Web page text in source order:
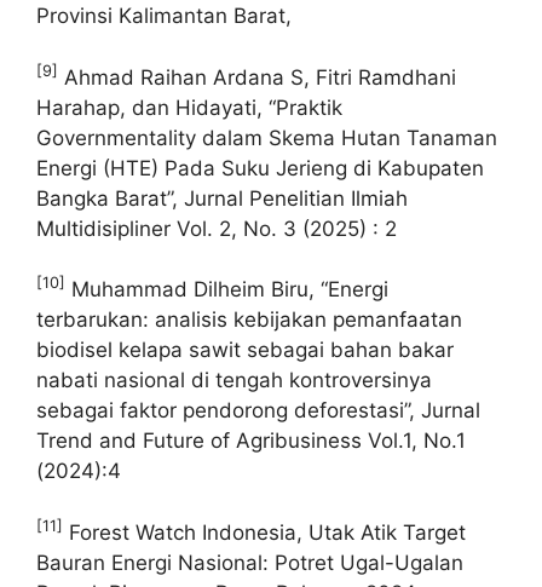
Provinsi Kalimantan Barat,
[9] Ahmad Raihan Ardana S, Fitri Ramdhani
Harahap, dan Hidayati, “Praktik
Governmentality dalam Skema Hutan Tanaman
Energi (HTE) Pada Suku Jerieng di Kabupaten
Bangka Barat”, Jurnal Penelitian Ilmiah
Multidisipliner Vol. 2, No. 3 (2025) : 2
[10] Muhammad Dilheim Biru, “Energi
terbarukan: analisis kebijakan pemanfaatan
biodisel kelapa sawit sebagai bahan bakar
nabati nasional di tengah kontroversinya
sebagai faktor pendorong deforestasi”, Jurnal
Trend and Future of Agribusiness Vol.1, No.1
(2024):4
[11] Forest Watch Indonesia, Utak Atik Target
Bauran Energi Nasional: Potret Ugal-Ugalan